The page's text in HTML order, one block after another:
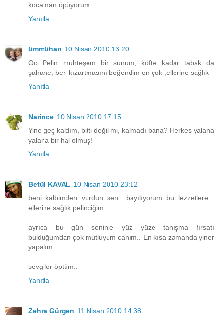
kocaman öpüyorum.
Yanıtla
ümmühan 10 Nisan 2010 13:20
Oo Pelin muhteşem bir sunum, köfte kadar tabak da
şahane, ben kızartmasını beğendim en çok ,ellerine sağlık
Yanıtla
Narince 10 Nisan 2010 17:15
Yine geç kaldım, bitti değil mi, kalmadı bana? Herkes yalana
yalana bir hal olmuş!
Yanıtla
Betül KAVAL 10 Nisan 2010 23:12
beni kalbimden vurdun sen.. bayılıyorum bu lezzetlere .
ellerine sağlık pelinciğim.
ayrıca bu gün seninle yüz yüze tanışma fırsatı
bulduğumdan çok mutluyum canım.. En kısa zamanda yiner
yapalım..
sevgiler öptüm..
Yanıtla
Zehra Gürgen 11 Nisan 2010 14:38